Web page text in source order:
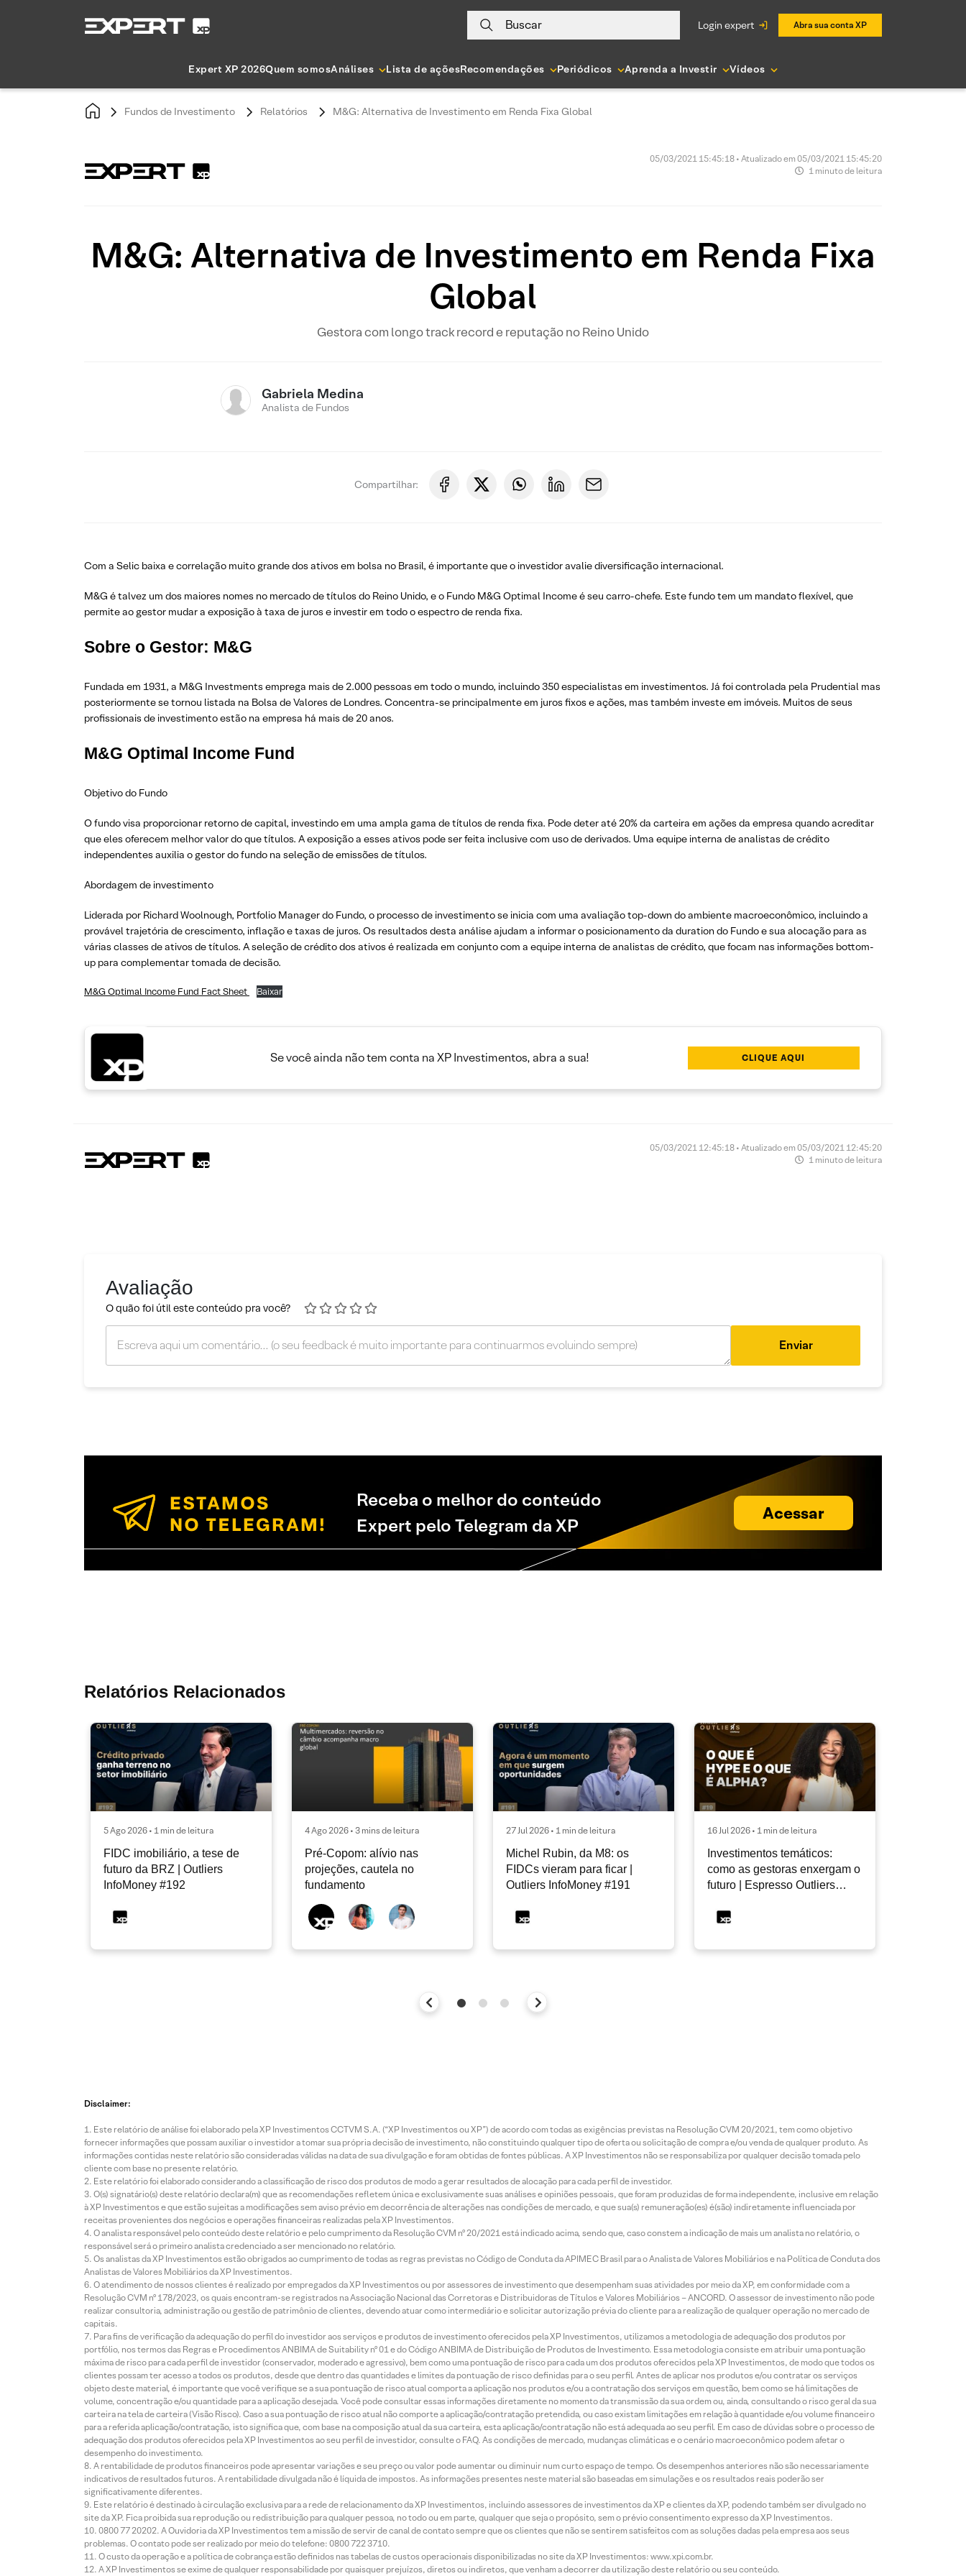
Buscar login expert Abra sua conta XP
Expert XP 2026Quem somosAnálises Lista de açõesRecomendações Periódicos Aprenda a Investir Vídeos
Fundos de Investimento Relatórios M&G: Alternativa de Investimento em Renda Fixa Global
05/03/2021 15:45:18 • Atualizado em 05/03/2021 15:45:20
1 minuto de leitura
M&G: Alternativa de Investimento em Renda Fixa
Global
Gestora com longo track record e reputação no Reino Unido
Gabriela Medina
Analista de Fundos
Compartilhar:
Com a Selic baixa e correlação muito grande dos ativos em bolsa no Brasil, é importante que o investidor avalie diversificação internacional.
M&G é talvez um dos maiores nomes no mercado de títulos do Reino Unido, e o Fundo M&G Optimal Income é seu carro-chefe. Este fundo tem um mandato flexível, que
permite ao gestor mudar a exposição à taxa de juros e investir em todo o espectro de renda fixa.
Sobre o Gestor: M&G
Fundada em 1931, a M&G Investments emprega mais de 2.000 pessoas em todo o mundo, incluindo 350 especialistas em investimentos. Já foi controlada pela Prudential mas
posteriormente se tornou listada na Bolsa de Valores de Londres. Concentra-se principalmente em juros fixos e ações, mas também investe em imóveis. Muitos de seus
profissionais de investimento estão na empresa há mais de 20 anos.
M&G Optimal Income Fund
Objetivo do Fundo
O fundo visa proporcionar retorno de capital, investindo em uma ampla gama de títulos de renda fixa. Pode deter até 20% da carteira em ações da empresa quando acreditar
que eles oferecem melhor valor do que títulos. A exposição a esses ativos pode ser feita inclusive com uso de derivados. Uma equipe interna de analistas de crédito
independentes auxilia o gestor do fundo na seleção de emissões de títulos.
Abordagem de investimento
Liderada por Richard Woolnough, Portfolio Manager do Fundo, o processo de investimento se inicia com uma avaliação top-down do ambiente macroeconômico, incluindo a
provável trajetória de crescimento, inflação e taxas de juros. Os resultados desta análise ajudam a informar o posicionamento da duration do Fundo e sua alocação para as
várias classes de ativos de títulos. A seleção de crédito dos ativos é realizada em conjunto com a equipe interna de analistas de crédito, que focam nas informações bottom-
up para complementar tomada de decisão.
M&G Optimal Income Fund Fact Sheet Baixar
Se você ainda não tem conta na XP Investimentos, abra a sua! CLIQUE AQUI
05/03/2021 12:45:18 • Atualizado em 05/03/2021 12:45:20
1 minuto de leitura
Avaliação
O quão foi útil este conteúdo pra você?
Enviar
Receba o melhor do conteúdo
Expert pelo Telegram da XP
Acessar
Relatórios Relacionados
5 Ago 2026 • 1 min de leitura
FIDC imobiliário, a tese de
futuro da BRZ | Outliers
InfoMoney #192
4 Ago 2026 • 3 mins de leitura
Pré-Copom: alívio nas
projeções, cautela no
fundamento
27 Jul 2026 • 1 min de leitura
Michel Rubin, da M8: os
FIDCs vieram para ficar |
Outliers InfoMoney #191
16 Jul 2026 • 1 min de leitura
Investimentos temáticos:
como as gestoras enxergam o
futuro | Espresso Outliers
Disclaimer:
Este relatório de análise foi elaborado pela XP Investimentos CCTVM S.A. (“XP Investimentos ou XP”) de acordo com todas as exigências previstas na Resolução CVM 20/2021, tem como objetivo
fornecer informações que possam auxiliar o investidor a tomar sua própria decisão de investimento, não constituindo qualquer tipo de oferta ou solicitação de compra e/ou venda de qualquer produto. As
informações contidas neste relatório são consideradas válidas na data de sua divulgação e foram obtidas de fontes públicas. A XP Investimentos não se responsabiliza por qualquer decisão tomada pelo
cliente com base no presente relatório.
Este relatório foi elaborado considerando a classificação de risco dos produtos de modo a gerar resultados de alocação para cada perfil de investidor.
O(s) signatário(s) deste relatório declara(m) que as recomendações refletem única e exclusivamente suas análises e opiniões pessoais, que foram produzidas de forma independente, inclusive em relação
à XP Investimentos e que estão sujeitas a modificações sem aviso prévio em decorrência de alterações nas condições de mercado, e que sua(s) remuneração(es) é(são) indiretamente influenciada por
receitas provenientes dos negócios e operações financeiras realizadas pela XP Investimentos.
O analista responsável pelo conteúdo deste relatório e pelo cumprimento da Resolução CVM nº 20/2021 está indicado acima, sendo que, caso constem a indicação de mais um analista no relatório, o
responsável será o primeiro analista credenciado a ser mencionado no relatório.
Os analistas da XP Investimentos estão obrigados ao cumprimento de todas as regras previstas no Código de Conduta da APIMEC Brasil para o Analista de Valores Mobiliários e na Política de Conduta dos
Analistas de Valores Mobiliários da XP Investimentos.
O atendimento de nossos clientes é realizado por empregados da XP Investimentos ou por assessores de investimento que desempenham suas atividades por meio da XP, em conformidade com a
Resolução CVM nº 178/2023, os quais encontram-se registrados na Associação Nacional das Corretoras e Distribuidoras de Títulos e Valores Mobiliários – ANCORD. O assessor de investimento não pode
realizar consultoria, administração ou gestão de patrimônio de clientes, devendo atuar como intermediário e solicitar autorização prévia do cliente para a realização de qualquer operação no mercado de
capitais.
Para fins de verificação da adequação do perfil do investidor aos serviços e produtos de investimento oferecidos pela XP Investimentos, utilizamos a metodologia de adequação dos produtos por
portfólio, nos termos das Regras e Procedimentos ANBIMA de Suitability nº 01 e do Código ANBIMA de Distribuição de Produtos de Investimento. Essa metodologia consiste em atribuir uma pontuação
máxima de risco para cada perfil de investidor (conservador, moderado e agressivo), bem como uma pontuação de risco para cada um dos produtos oferecidos pela XP Investimentos, de modo que todos os
clientes possam ter acesso a todos os produtos, desde que dentro das quantidades e limites da pontuação de risco definidas para o seu perfil. Antes de aplicar nos produtos e/ou contratar os serviços
objeto deste material, é importante que você verifique se a sua pontuação de risco atual comporta a aplicação nos produtos e/ou a contratação dos serviços em questão, bem como se há limitações de
volume, concentração e/ou quantidade para a aplicação desejada. Você pode consultar essas informações diretamente no momento da transmissão da sua ordem ou, ainda, consultando o risco geral da sua
carteira na tela de carteira (Visão Risco). Caso a sua pontuação de risco atual não comporte a aplicação/contratação pretendida, ou caso existam limitações em relação à quantidade e/ou volume financeiro
para a referida aplicação/contratação, isto significa que, com base na composição atual da sua carteira, esta aplicação/contratação não está adequada ao seu perfil. Em caso de dúvidas sobre o processo de
adequação dos produtos oferecidos pela XP Investimentos ao seu perfil de investidor, consulte o FAQ. As condições de mercado, mudanças climáticas e o cenário macroeconômico podem afetar o
desempenho do investimento.
A rentabilidade de produtos financeiros pode apresentar variações e seu preço ou valor pode aumentar ou diminuir num curto espaço de tempo. Os desempenhos anteriores não são necessariamente
indicativos de resultados futuros. A rentabilidade divulgada não é líquida de impostos. As informações presentes neste material são baseadas em simulações e os resultados reais poderão ser
significativamente diferentes.
Este relatório é destinado à circulação exclusiva para a rede de relacionamento da XP Investimentos, incluindo assessores de investimentos da XP e clientes da XP, podendo também ser divulgado no
site da XP. Fica proibida sua reprodução ou redistribuição para qualquer pessoa, no todo ou em parte, qualquer que seja o propósito, sem o prévio consentimento expresso da XP Investimentos.
0800 77 20202. A Ouvidoria da XP Investimentos tem a missão de servir de canal de contato sempre que os clientes que não se sentirem satisfeitos com as soluções dadas pela empresa aos seus
problemas. O contato pode ser realizado por meio do telefone: 0800 722 3710.
O custo da operação e a política de cobrança estão definidos nas tabelas de custos operacionais disponibilizadas no site da XP Investimentos: www.xpi.com.br.
A XP Investimentos se exime de qualquer responsabilidade por quaisquer prejuízos, diretos ou indiretos, que venham a decorrer da utilização deste relatório ou seu conteúdo.